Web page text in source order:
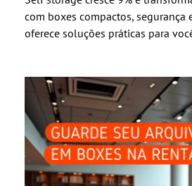
com boxes compactos, segurança
oferece soluções práticas para